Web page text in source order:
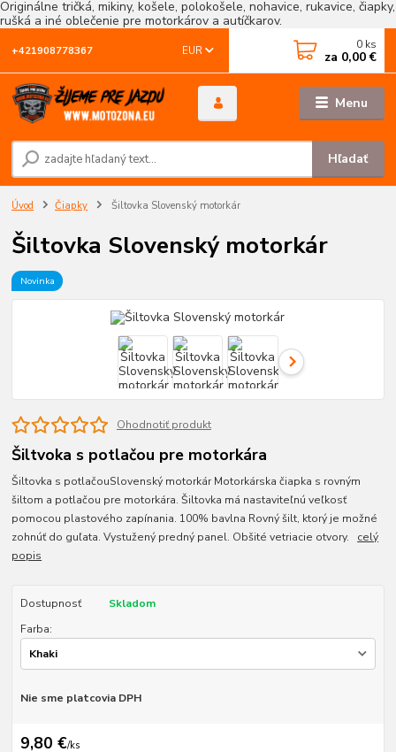
Originálne tričká, mikiny, košele, polokošele, nohavice, rukavice, čiapky,
rušká a iné oblečenie pre motorkárov a autíčkarov.
Menu
EUR
Hľadať
+421908778367 0 ks
za 0,00 €
Úvod Čiapky Šiltovka Slovenský motorkár
Šiltovka Slovenský motorkár
Novinka
Ohodnotiť produkt
Šiltvoka s potlačou pre motorkára
Šiltovka s potlačouSlovenský motorkár Motorkárska čiapka s rovným
šiltom a potlačou pre motorkára. Šiltovka má nastaviteľnú veľkosť
pomocou plastového zapínania. 100% bavlna Rovný šilt, ktorý je možné
zohnúť do guľata. Vystužený predný panel. Obšité vetriacie otvory. celý
popis
Dostupnosť
Skladom
Farba:
Nie sme platcovia DPH
9,80 €/ks